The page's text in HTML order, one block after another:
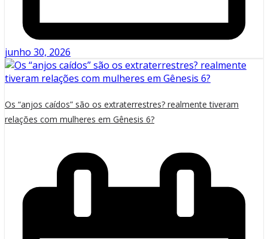
junho 30, 2026
Os “anjos caídos” são os extraterrestres? realmente tiveram
relações com mulheres em Gênesis 6?